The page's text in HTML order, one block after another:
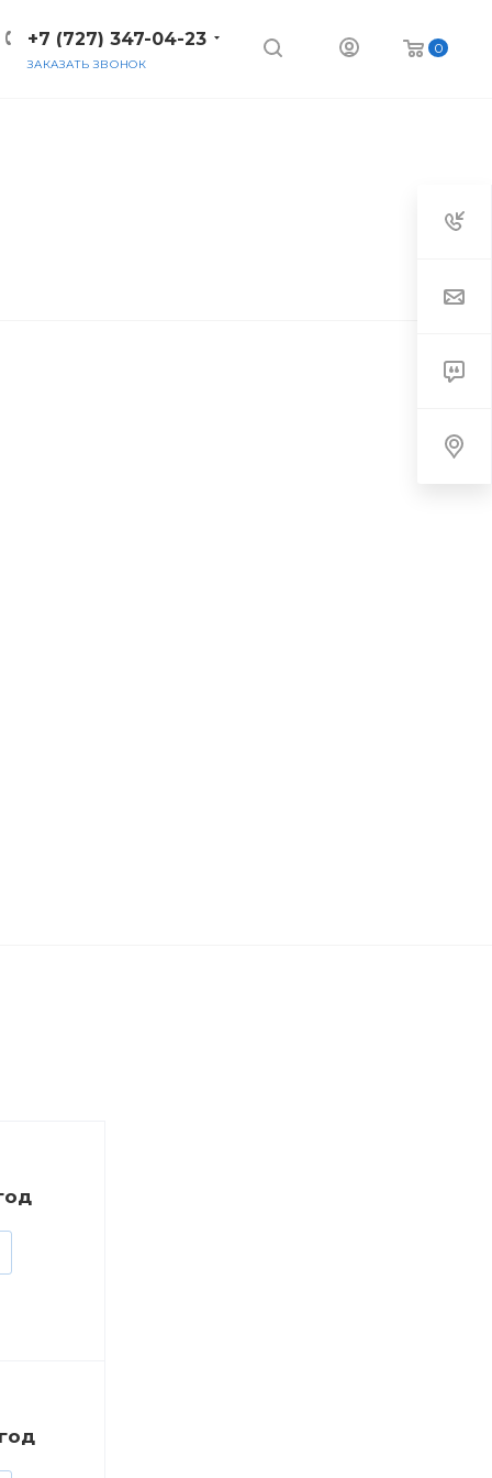
0
+7 (727) 347-04-23
ЗАКАЗАТЬ ЗВОНОК